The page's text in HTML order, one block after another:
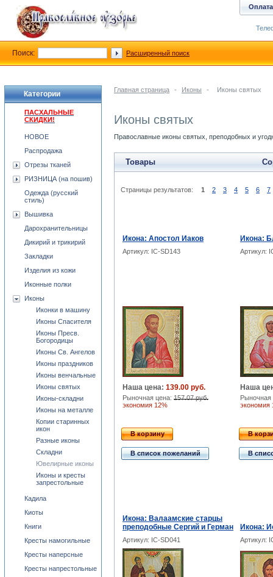
Главная страница - Иконы - Иконы святых
Иконы святых
Православные иконы святых, преподобных и
Товары
Страницы результатов: 1 2 3 4 5 6 7
Икона: Апостол Иаков Икона:
Артикул: IC-SD143 Артикул:
Наша цена: 139.00 руб.
Рыночная цена: 157.07 руб.
экономия 12%
Наша
экономия
В корзину
В список пожеланий
В
В
Икона: Валаамские старцы
преподобные Сергий и Герман
Икона:
Артикул: IC-SD041 Артикул:
Категории
ПАСХАЛЬНЫЕ
СКИДКИ!
НОВОЕ
Распродажа
Отрезы тканей
РИЗНИЦА (на пошив)
Одежда (русский
стиль)
Вышивка
Дарохранительницы
Дикирий и трикирий
Закладки
Изделия из кожи
Иконные полки
Иконы
Иконки в машину
Иконы Спасителя
Иконы Пресв.
Богородицы
Иконы Св. Ангелов
Иконы праздников
Иконы венчальные
Иконы святых
Иконы-складни
Иконы на металле
Копии старинных
икон
Разные иконы
Складни
Ювелирные иконы
Иконы и кресты
запрестольные
Кадила
Киоты
Книги
Кресты намогильные
Кресты наперсные
Кресты напрестольные
Оплата
Поиск: Расширенный поиск